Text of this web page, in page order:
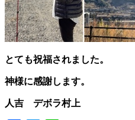
とても祝福されました。
神様に感謝します。
人吉 デボラ村上